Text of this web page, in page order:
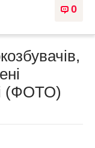
0
(ФОТО)